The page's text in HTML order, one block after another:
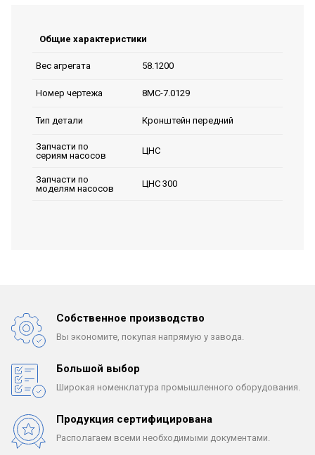
Общие характеристики
Вес агрегата 58.1200
Номер чертежа 8МС-7.0129
Тип детали Кронштейн передний
Запчасти по
сериям насосов
ЦНС
Запчасти по
моделям насосов
ЦНС 300
Собственное производство
Вы экономите, покупая напрямую у завода.
Большой выбор
Широкая номенклатура промышленного оборудования.
Продукция сертифицирована
Располагаем всеми необходимыми документами.